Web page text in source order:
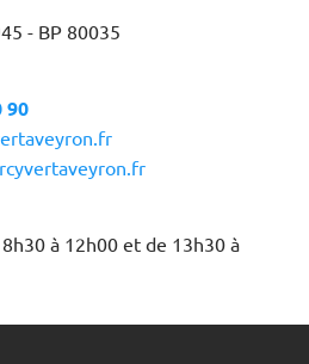
- BP 80035
90
à 12h00 et de 13h30 à